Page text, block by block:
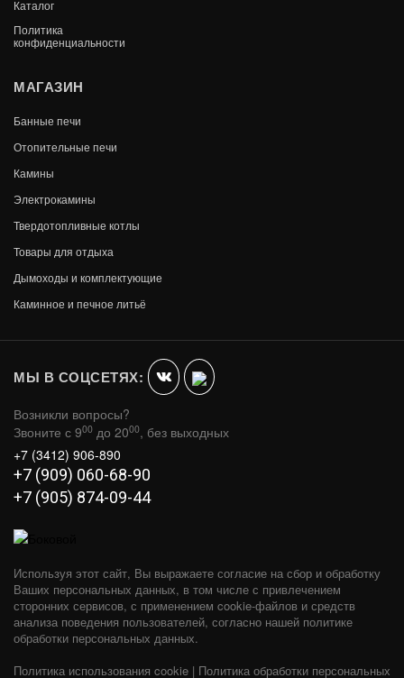
ДУХОВОЙ ШКАФ ВЕЗУВИЙ (ДТ-4С)
Каталог
Политика
конфиденциальности
МАГАЗИН
Банные печи
Отопительные печи
Камины
Электрокамины
Твердотопливные котлы
Товары для отдыха
Дымоходы и комплектующие
Каминное и печное литьё
МЫ В СОЦСЕТЯХ:
Возникли вопросы?
Звоните с 900 до 2000, без выходных
+7 (3412) 906-890
+7 (909) 060-68-90
+7 (905) 874-09-44
Используя этот сайт, Вы выражаете согласие на сбор и обработку
Ваших персональных данных, в том числе с привлечением
сторонних сервисов, с применением cookie-файлов и средств
анализа поведения пользователей, согласно нашей политике
обработки персональных данных.
Политика использования cookie | Политика обработки персональных